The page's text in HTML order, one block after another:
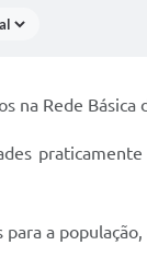
na Rede Básica
a